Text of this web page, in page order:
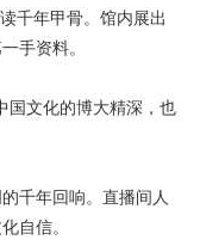
千年甲骨。馆内展出
手资料。
文化的博大精深，也
千年回响。直播间人
自信。